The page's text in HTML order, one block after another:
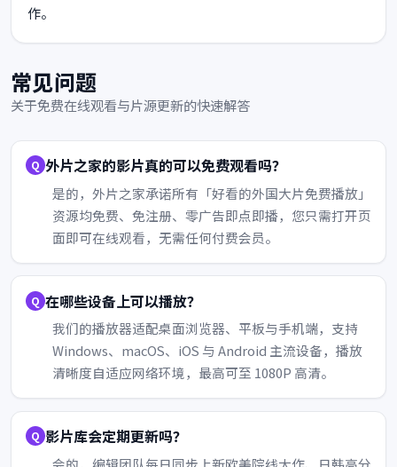
作。
常见问题
关于免费在线观看与片源更新的快速解答
外片之家的影片真的可以免费观看吗？
是的，外片之家承诺所有「好看的外国大片免费播放」
资源均免费、免注册、零广告即点即播，您只需打开页
面即可在线观看，无需任何付费会员。
在哪些设备上可以播放？
我们的播放器适配桌面浏览器、平板与手机端，支持
Windows、macOS、iOS 与 Android 主流设备，播放
清晰度自适应网络环境，最高可至 1080P 高清。
影片库会定期更新吗？